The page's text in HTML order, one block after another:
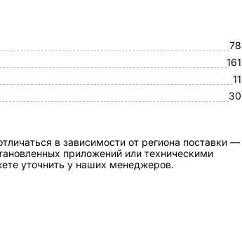
78
161
11
30
в зависимости от региона поставки —
приложений или техническими
уточнить у наших менеджеров.